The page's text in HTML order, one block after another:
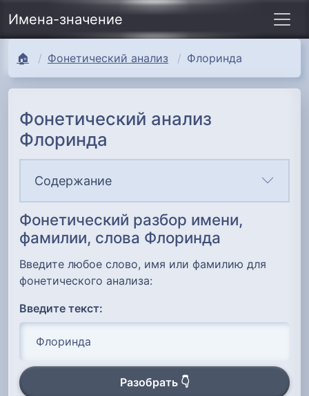
Имена-значение
🏠 Фонетический анализ Флоринда
Фонетический анализ
Флоринда
Содержание
Фонетический разбор имени,
фамилии, слова Флоринда
Введите любое слово, имя или фамилию для
фонетического анализа:
Введите текст:
Разобрать 👇